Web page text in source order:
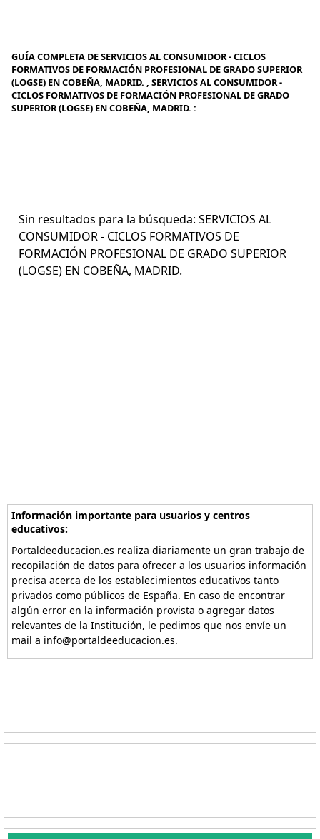
GUÍA COMPLETA DE SERVICIOS AL CONSUMIDOR - CICLOS
FORMATIVOS DE FORMACIÓN PROFESIONAL DE GRADO SUPERIOR
(LOGSE) EN COBEÑA, MADRID. , SERVICIOS AL CONSUMIDOR -
CICLOS FORMATIVOS DE FORMACIÓN PROFESIONAL DE GRADO
SUPERIOR (LOGSE) EN COBEÑA, MADRID. :
Sin resultados para la búsqueda: SERVICIOS AL
CONSUMIDOR - CICLOS FORMATIVOS DE
FORMACIÓN PROFESIONAL DE GRADO SUPERIOR
(LOGSE) EN COBEÑA, MADRID.
Información importante para usuarios y centros
educativos:
Portaldeeducacion.es realiza diariamente un gran trabajo de
recopilación de datos para ofrecer a los usuarios información
precisa acerca de los establecimientos educativos tanto
privados como públicos de España. En caso de encontrar
algún error en la información provista o agregar datos
relevantes de la Institución, le pedimos que nos envíe un
mail a info@portaldeeducacion.es.